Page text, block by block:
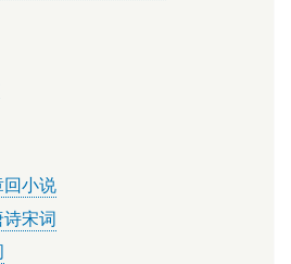
小说
宋词